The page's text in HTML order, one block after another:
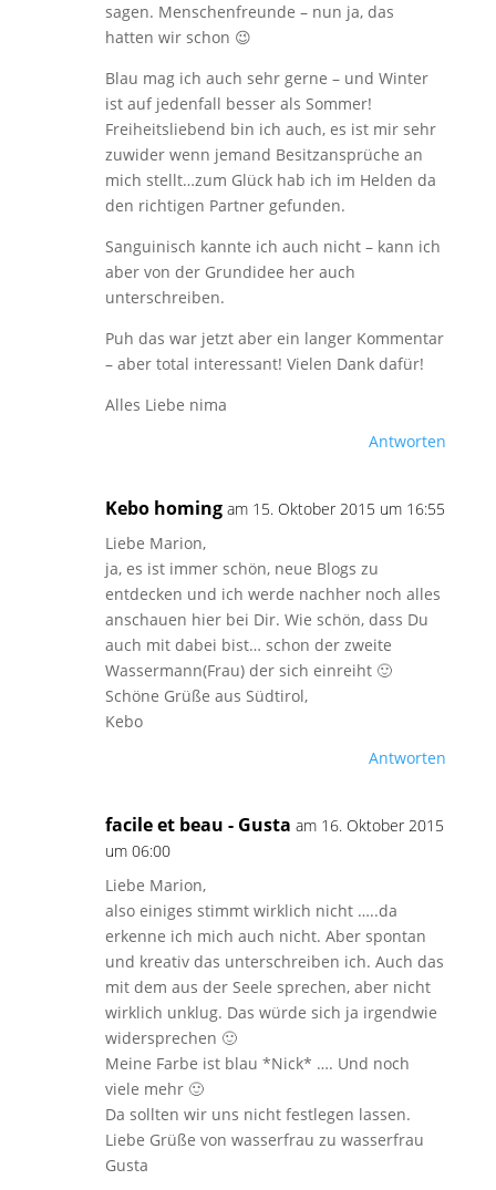
sagen. Menschenfreunde – nun ja, das
hatten wir schon 😉
Blau mag ich auch sehr gerne – und Winter
ist auf jedenfall besser als Sommer!
Freiheitsliebend bin ich auch, es ist mir sehr
zuwider wenn jemand Besitzansprüche an
mich stellt…zum Glück hab ich im Helden da
den richtigen Partner gefunden.
Sanguinisch kannte ich auch nicht – kann ich
aber von der Grundidee her auch
unterschreiben.
Puh das war jetzt aber ein langer Kommentar
– aber total interessant! Vielen Dank dafür!
Alles Liebe nima
Antworten
Kebo homing am 15. Oktober 2015 um 16:55
Liebe Marion,
ja, es ist immer schön, neue Blogs zu
entdecken und ich werde nachher noch alles
anschauen hier bei Dir. Wie schön, dass Du
auch mit dabei bist… schon der zweite
Wassermann(Frau) der sich einreiht 🙂
Schöne Grüße aus Südtirol,
Kebo
Antworten
facile et beau - Gusta am 16. Oktober 2015
um 06:00
Liebe Marion,
also einiges stimmt wirklich nicht …..da
erkenne ich mich auch nicht. Aber spontan
und kreativ das unterschreiben ich. Auch das
mit dem aus der Seele sprechen, aber nicht
wirklich unklug. Das würde sich ja irgendwie
widersprechen 🙂
Meine Farbe ist blau *Nick* …. Und noch
viele mehr 🙂
Da sollten wir uns nicht festlegen lassen.
Liebe Grüße von wasserfrau zu wasserfrau
Gusta